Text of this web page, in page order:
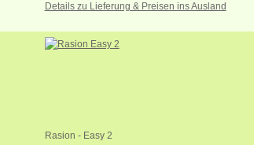
Details zu Lieferung & Preisen ins Ausland
Rasion - Easy 2